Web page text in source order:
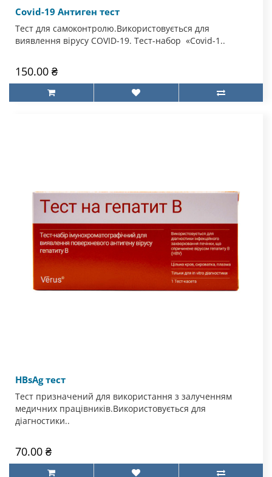
Covid-19 Антиген тест
Тест для самоконтролю.Використовується для
виявлення вірусу COVID-19. Тест-набор «Covid-1..
150.00 ₴
HBsAg тест
Тест призначений для використання з залученням
медичних працівників.Використовується для
діагностики..
70.00 ₴